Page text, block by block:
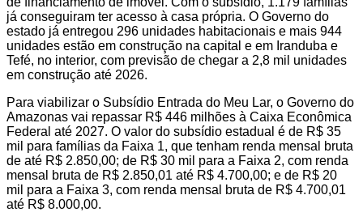
já conseguiram ter acesso à casa própria. O Governo do
estado já entregou 296 unidades habitacionais e mais 944
unidades estão em construção na capital e em Iranduba e
Tefé, no interior, com previsão de chegar a 2,8 mil unidades
em construção até 2026.
Para viabilizar o Subsídio Entrada do Meu Lar, o Governo do
Amazonas vai repassar R$ 446 milhões à Caixa Econômica
Federal até 2027. O valor do subsídio estadual é de R$ 35
mil para famílias da Faixa 1, que tenham renda mensal bruta
de até R$ 2.850,00; de R$ 30 mil para a Faixa 2, com renda
mensal bruta de R$ 2.850,01 até R$ 4.700,00; e de R$ 20
mil para a Faixa 3, com renda mensal bruta de R$ 4.700,01
até R$ 8.000,00.